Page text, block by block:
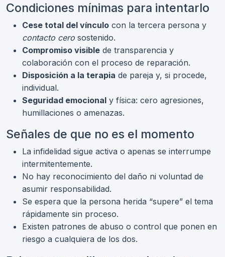
Condiciones mínimas para intentarlo
Cese total del vínculo con la tercera persona y
contacto cero sostenido.
Compromiso visible de transparencia y
colaboración con el proceso de reparación.
Disposición a la terapia de pareja y, si procede,
individual.
Seguridad emocional y física: cero agresiones,
humillaciones o amenazas.
Señales de que no es el momento
La infidelidad sigue activa o apenas se interrumpe
intermitentemente.
No hay reconocimiento del daño ni voluntad de
asumir responsabilidad.
Se espera que la persona herida “supere” el tema
rápidamente sin proceso.
Existen patrones de abuso o control que ponen en
riesgo a cualquiera de los dos.